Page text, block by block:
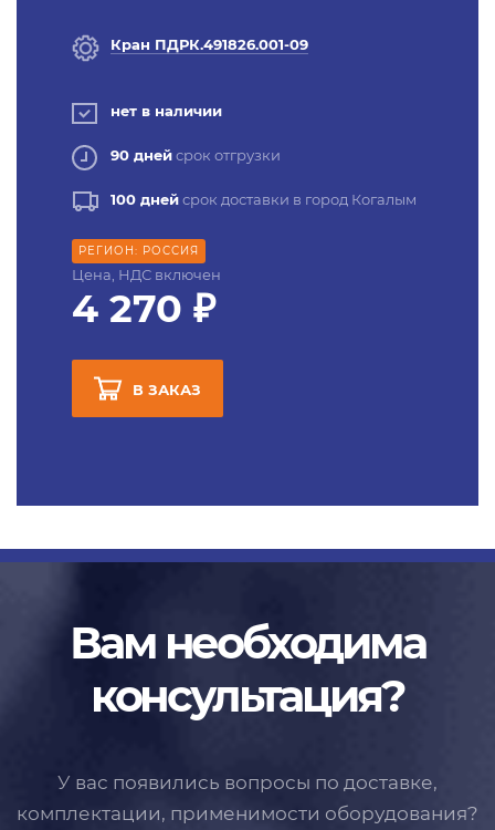
Кран ПДРК.491826.001-09
нет в наличии
90 днейсрок отгрузки
100 днейсрок доставки в город Когалым
РЕГИОН: РОССИЯ
Цена, НДС включен
4 270 ₽
В ЗАКАЗ
Вам необходима
консультация?
У вас появились вопросы по доставке,
комплектации, применимости оборудования?